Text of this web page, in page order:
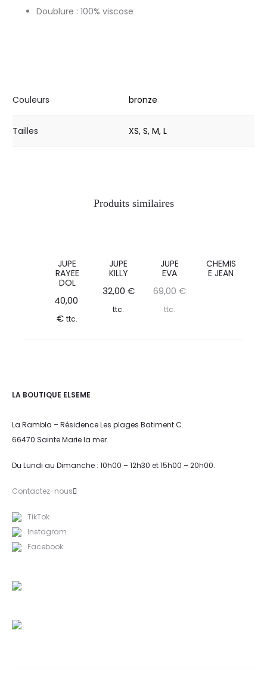
Doublure : 100% viscose
Couleurs bronze
Tailles XS, S, M, L
Produits similaires
JUPE
RAYEE
DOL
40,00
€ ttc.
JUPE
KILLY
32,00 €
ttc.
JUPE
EVA
69,00€
ttc.
CHEMIS
E JEAN
LA BOUTIQUE ELSEME
La Rambla – Résidence Les plages Batiment C.
66470 Sainte Marie la mer.
Du Lundi au Dimanche : 10h00 – 12h30 et 15h00 – 20h00.
Contactez-nous
TikTok
Instagram
Facebook